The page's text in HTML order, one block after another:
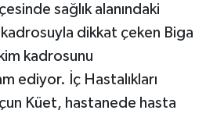
sağlık alanındaki
kadrosuyla dikkat çeken Biga
kadrosunu
ediyor. İç Hastalıkları
Küet, hastanede hasta